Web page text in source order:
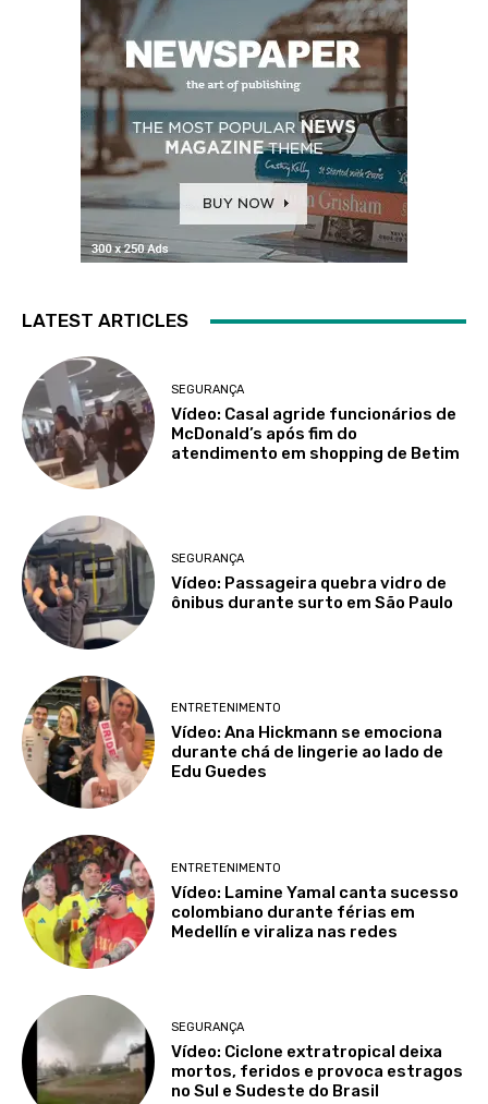
LATEST ARTICLES
SEGURANÇA
Vídeo: Casal agride funcionários de
McDonald’s após fim do
atendimento em shopping de Betim
SEGURANÇA
Vídeo: Passageira quebra vidro de
ônibus durante surto em São Paulo
ENTRETENIMENTO
Vídeo: Ana Hickmann se emociona
durante chá de lingerie ao lado de
Edu Guedes
ENTRETENIMENTO
Vídeo: Lamine Yamal canta sucesso
colombiano durante férias em
Medellín e viraliza nas redes
SEGURANÇA
Vídeo: Ciclone extratropical deixa
mortos, feridos e provoca estragos
no Sul e Sudeste do Brasil